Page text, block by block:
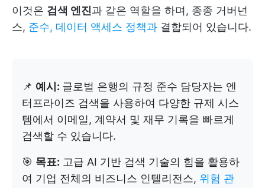
이것은 검색 엔진과 같은 역할을 하며, 종종 거버넌
스, 준수, 데이터 액세스 정책과 결합되어 있습니다.
📌 예시: 글로벌 은행의 규정 준수 담당자는 엔
터프라이즈 검색을 사용하여 다양한 규제 시스
템에서 이메일, 계약서 및 재무 기록을 빠르게
검색할 수 있습니다.
🎯 목표: 고급 AI 기반 검색 기술의 힘을 활용하
여 기업 전체의 비즈니스 인텔리전스, 위험 관